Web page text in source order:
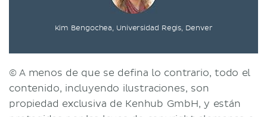
Kim Bengochea, Universidad Regis, Denver
© A menos de que se defina lo contrario, todo el
contenido, incluyendo ilustraciones, son
propiedad exclusiva de Kenhub GmbH, y están